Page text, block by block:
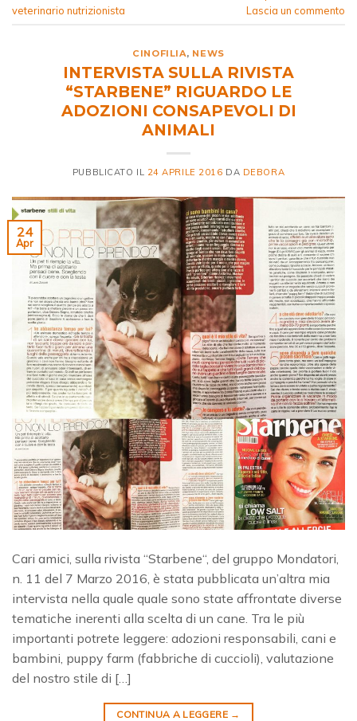
veterinario nutrizionista
Lascia un commento
CINOFILIA, NEWS
INTERVISTA SULLA RIVISTA
“STARBENE” RIGUARDO LE
ADOZIONI CONSAPEVOLI DI
ANIMALI
PUBBLICATO IL 24 APRILE 2016 DA DEBORA
24
Apr
Cari amici, sulla rivista “Starbene“, del gruppo Mondatori,
n. 11 del 7 Marzo 2016, è stata pubblicata un’altra mia
intervista nella quale quale sono state affrontate diverse
tematiche inerenti alla scelta di un cane. Tra le più
importanti potrete leggere: adozioni responsabili, cani e
bambini, puppy farm (fabbriche di cuccioli), valutazione
del nostro stile di […]
CONTINUA A LEGGERE →